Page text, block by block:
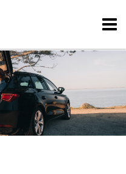
BRUGTE BILER
VÆRKSTED